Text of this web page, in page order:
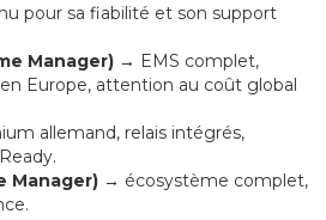
pour sa fiabilité et son support
Manager) → EMS complet,
Europe, attention au coût global
allemand, relais intégrés,
Manager) → écosystème complet,